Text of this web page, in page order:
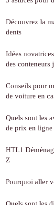
Découvrez la
dents
Idées
des conteneurs
Conseils pour
de voiture en
Quels sont les
de prix en ligne
HTL1
Z
Pourquoi aller
Quels sont les